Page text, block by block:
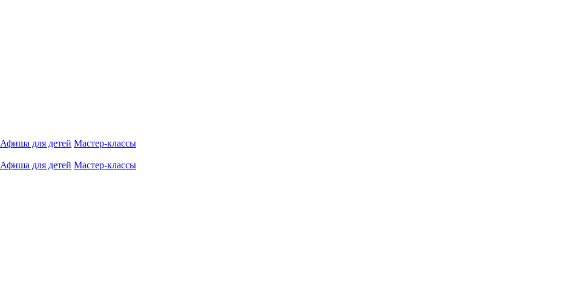
Афиша для детей Мастер-классы
Афиша для детей Мастер-классы